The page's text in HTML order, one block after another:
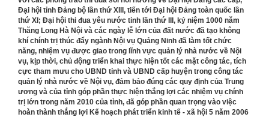
Đại hội tỉnh Đảng bộ lần thứ XIII, tiến tới Đại hội Đảng toàn quốc lần
thứ XI; Đại hội thi đua yêu nước tỉnh lần thứ III, kỷ niệm 1000 năm
Thăng Long Hà Nội và các ngày lễ lớn của đất nước đã tạo không
khí chính trị thúc đẩy ngành Nội vụ Quảng Ninh đã làm tốt chức
năng, nhiệm vụ được giao trong lĩnh vực quản lý nhà nước về Nội
vụ, kịp thời, chủ động triển khai thực hiện tốt các mặt công tác, tích
cực tham mưu cho UBND tỉnh và UBND cấp huyện trong công tác
quản lý nhà nước về Nội vụ, đảm bảo đúng các quy định của Trung
ương và của tỉnh góp phần thực hiện thắng lợi các nhiệm vụ chính
trị lớn trong năm 2010 của tỉnh, đã góp phần quan trọng vào việc
hoàn thành thắng lợi Kế hoạch phát triển kinh tế - xã hội 5 năm 2006